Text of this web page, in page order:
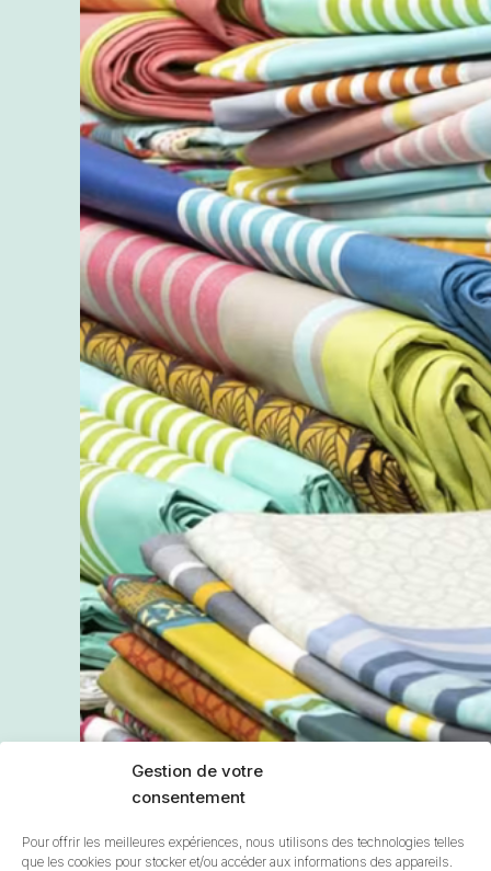
Gestion de votre
consentement
Pour offrir les meilleures expériences, nous utilisons des technologies telles
que les cookies pour stocker et/ou accéder aux informations des appareils.